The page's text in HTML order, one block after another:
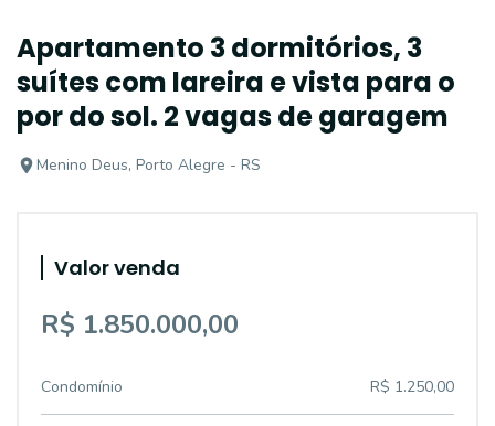
Apartamento 3 dormitórios, 3
suítes com lareira e vista para o
por do sol. 2 vagas de garagem
Menino Deus, Porto Alegre - RS
Valor venda
R$ 1.850.000,00
Condomínio R$ 1.250,00